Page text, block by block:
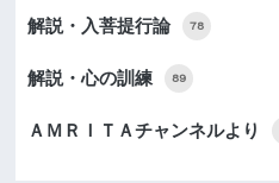
解説・入菩提行論 78
解説・心の訓練 89
ＡＭＲＩＴＡチャンネルより